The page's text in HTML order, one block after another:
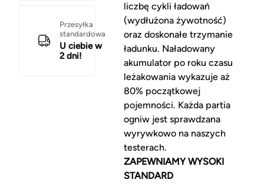
Przesyłka
standardowa
U ciebie w
2 dni!
liczbę cykli ładowań
(wydłużona żywotność)
oraz doskonałe trzymanie
ładunku. Naładowany
akumulator po roku czasu
leżakowania wykazuje aż
80% początkowej
pojemności. Każda partia
ogniw jest sprawdzana
wyrywkowo na naszych
testerach.
ZAPEWNIAMY WYSOKI
STANDARD